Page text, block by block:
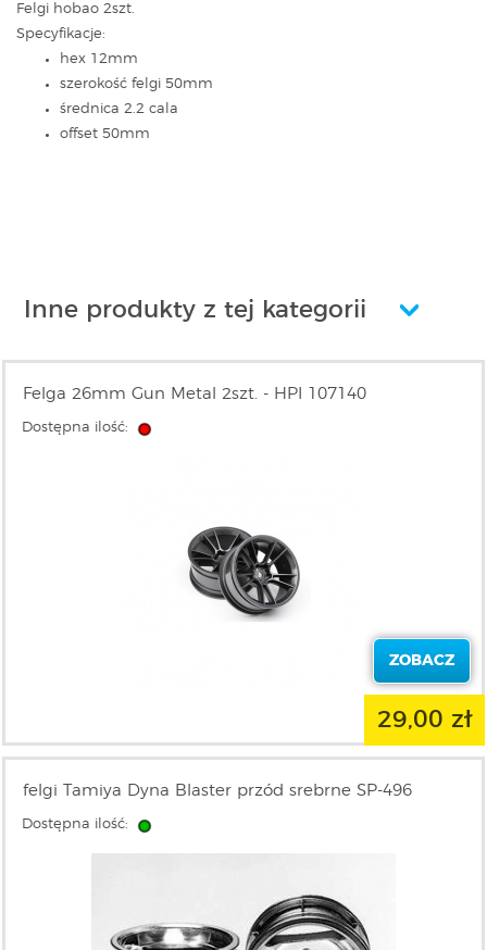
Felgi hobao 2szt.
Specyfikacje:
hex 12mm
szerokość felgi 50mm
średnica 2.2 cala
offset 50mm
Inne produkty z tej kategorii
Felga 26mm Gun Metal 2szt. - HPI 107140
Dostępna ilość:
ZOBACZ
29,00 zł
felgi Tamiya Dyna Blaster przód srebrne SP-496
Dostępna ilość: